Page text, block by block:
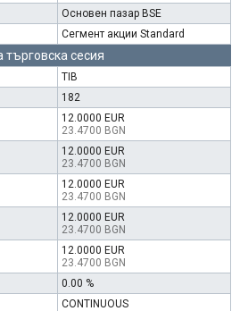
Основен пазар BSE
Сегмент акции Standard
търговска сесия
TIB
182
12.0000 EUR
23.4700 BGN
12.0000 EUR
23.4700 BGN
12.0000 EUR
23.4700 BGN
12.0000 EUR
23.4700 BGN
12.0000 EUR
23.4700 BGN
0.00 %
CONTINUOUS